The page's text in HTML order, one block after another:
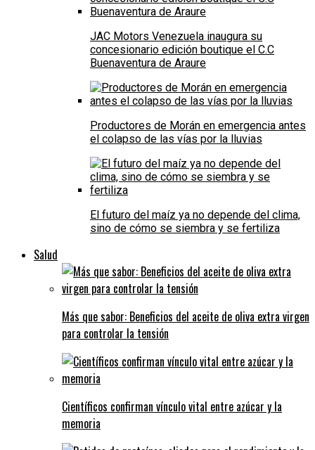
JAC Motors Venezuela inaugura su
concesionario edición boutique el C.C
Buenaventura de Araure
Productores de Morán en emergencia antes
el colapso de las vías por la lluvias
El futuro del maíz ya no depende del clima,
sino de cómo se siembra y se fertiliza
Salud
Más que sabor: Beneficios del aceite de oliva extra virgen
para controlar la tensión
Científicos confirman vínculo vital entre azúcar y la
memoria